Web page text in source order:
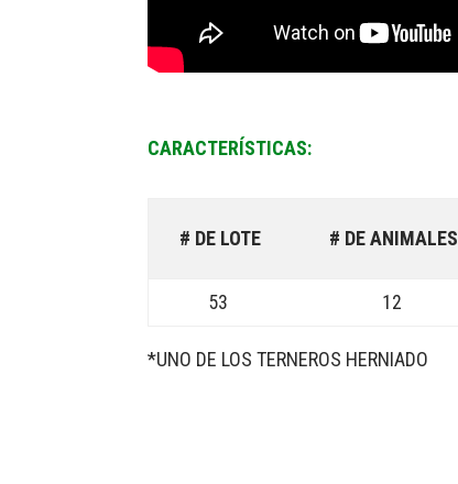
CARACTERÍSTICAS:
# DE LOTE # DE ANIMALES
53 12
*UNO DE LOS TERNEROS HERNIADO